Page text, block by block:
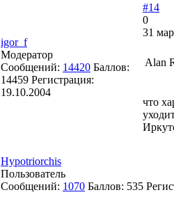
igor_f
Модератор
Сообщений: 14420 Баллов:
14459 Регистрация:
19.10.2004
#14
0
31
Alan
что
Hypotriorchis
Пользователь
Сообщений: 1070 Баллов: 535